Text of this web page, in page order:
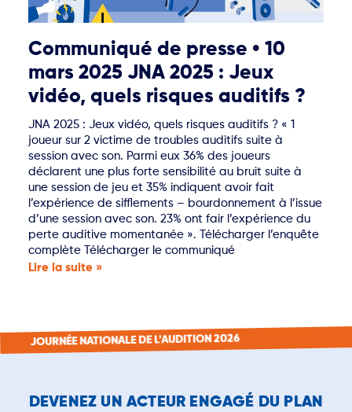
Communiqué de presse • 10
mars 2025 JNA 2025 : Jeux
vidéo, quels risques auditifs ?
JNA 2025 : Jeux vidéo, quels risques auditifs ? « 1
joueur sur 2 victime de troubles auditifs suite à
session avec son. Parmi eux 36% des joueurs
déclarent une plus forte sensibilité au bruit suite à
une session de jeu et 35% indiquent avoir fait
l’expérience de sifflements – bourdonnement à l’issue
d’une session avec son. 23% ont fair l’expérience du
perte auditive momentanée ». Télécharger l’enquête
complète Télécharger le communiqué
Lire la suite »
JOURNÉE NATIONALE DE L'AUDITION 2026
DEVENEZ UN ACTEUR ENGAGÉ DU PLAN